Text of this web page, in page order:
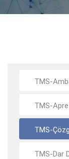
TMS-
TMS-
TMS-
TMS-Dar